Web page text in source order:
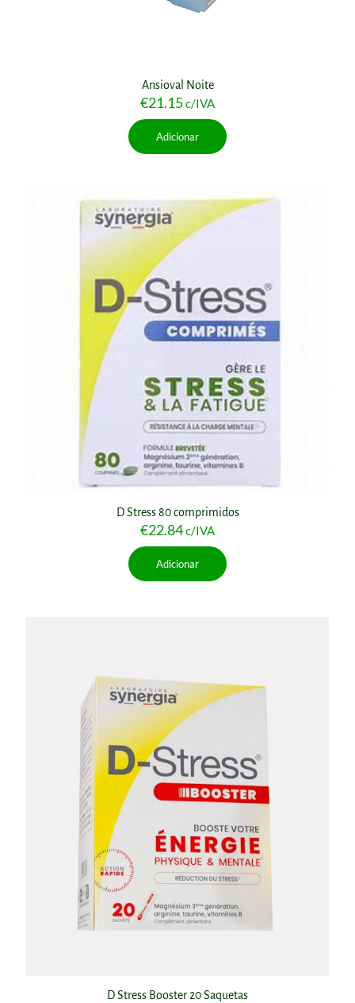
Ansioval Noite
€21.15c/IVA
Adicionar
D Stress 80 comprimidos
€22.84c/IVA
Adicionar
D Stress Booster 20 Saquetas